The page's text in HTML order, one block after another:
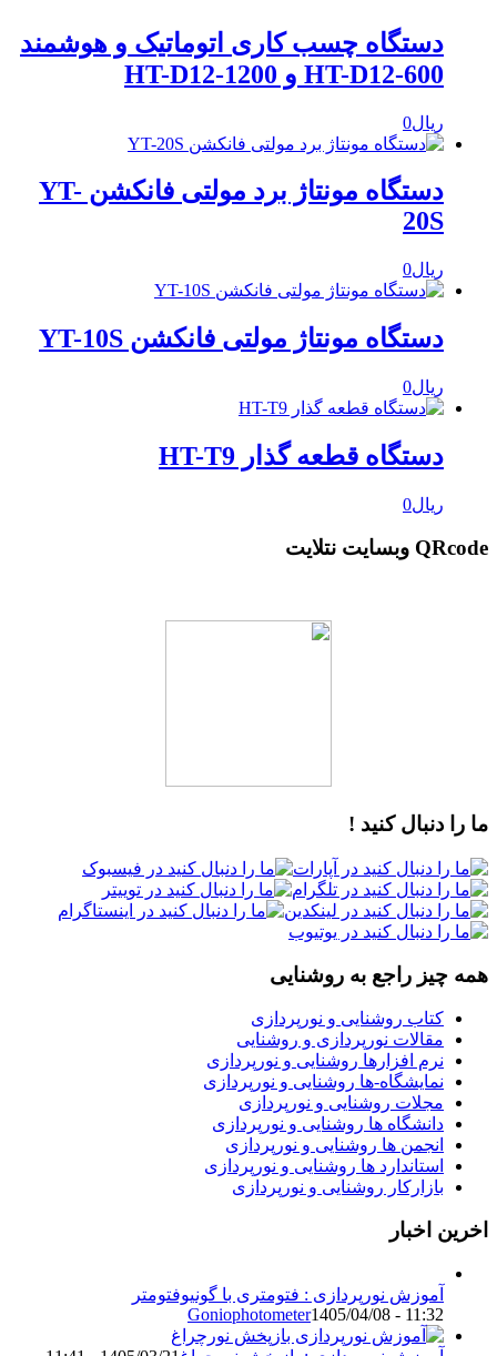
دستگاه چسب کاری اتوماتیک و هوشمند
HT-D12-600 و HT-D12-1200
ریال0
دستگاه مونتاژ برد مولتی فانکشن YT-
20S
ریال0
دستگاه مونتاژ مولتی فانکشن YT-10S
ریال0
دستگاه قطعه گذار HT-T9
ریال0
QRcode وبسایت نتلایت
ما را دنبال کنید !
همه چیز راجع به روشنایی
کتاب روشنایی و نورپردازی
مقالات نورپردازی و روشنایی
نرم افزارها روشنایی و نورپردازی
نمایشگاه-ها روشنایی و نورپردازی
مجلات روشنایی و نورپردازی
دانشگاه ها روشنایی و نورپردازی
انجمن ها روشنایی و نورپردازی
استاندارد ها روشنایی و نورپردازی
بازارکار روشنایی و نورپردازی
اخرین اخبار
آموزش نورپردازی : فتومتری با گونیوفتومتر
Goniophotometer1405/04/08 - 11:32